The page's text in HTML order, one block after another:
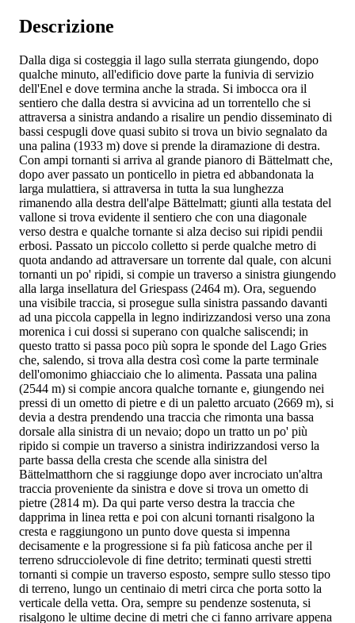
Descrizione
Dalla diga si costeggia il lago sulla sterrata giungendo, dopo
qualche minuto, all'edificio dove parte la funivia di servizio
dell'Enel e dove termina anche la strada. Si imbocca ora il
sentiero che dalla destra si avvicina ad un torrentello che si
attraversa a sinistra andando a risalire un pendio disseminato di
bassi cespugli dove quasi subito si trova un bivio segnalato da
una palina (1933 m) dove si prende la diramazione di destra.
Con ampi tornanti si arriva al grande pianoro di Bättelmatt che,
dopo aver passato un ponticello in pietra ed abbandonata la
larga mulattiera, si attraversa in tutta la sua lunghezza
rimanendo alla destra dell'alpe Bättelmatt; giunti alla testata del
vallone si trova evidente il sentiero che con una diagonale
verso destra e qualche tornante si alza deciso sui ripidi pendii
erbosi. Passato un piccolo colletto si perde qualche metro di
quota andando ad attraversare un torrente dal quale, con alcuni
tornanti un po' ripidi, si compie un traverso a sinistra giungendo
alla larga insellatura del Griespass (2464 m). Ora, seguendo
una visibile traccia, si prosegue sulla sinistra passando davanti
ad una piccola cappella in legno indirizzandosi verso una zona
morenica i cui dossi si superano con qualche saliscendi; in
questo tratto si passa poco più sopra le sponde del Lago Gries
che, salendo, si trova alla destra così come la parte terminale
dell'omonimo ghiacciaio che lo alimenta. Passata una palina
(2544 m) si compie ancora qualche tornante e, giungendo nei
pressi di un ometto di pietre e di un paletto arcuato (2669 m), si
devia a destra prendendo una traccia che rimonta una bassa
dorsale alla sinistra di un nevaio; dopo un tratto un po' più
ripido si compie un traverso a sinistra indirizzandosi verso la
parte bassa della cresta che scende alla sinistra del
Bättelmatthorn che si raggiunge dopo aver incrociato un'altra
traccia proveniente da sinistra e dove si trova un ometto di
pietre (2814 m). Da qui parte verso destra la traccia che
dapprima in linea retta e poi con alcuni tornanti risalgono la
cresta e raggiungono un punto dove questa si impenna
decisamente e la progressione si fa più faticosa anche per il
terreno sdrucciolevole di fine detrito; terminati questi stretti
tornanti si compie un traverso esposto, sempre sullo stesso tipo
di terreno, lungo un centinaio di metri circa che porta sotto la
verticale della vetta. Ora, sempre su pendenze sostenuta, si
risalgono le ultime decine di metri che ci fanno arrivare appena